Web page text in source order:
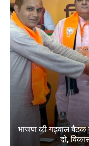
भाजपा की गढ़वाल
दो,